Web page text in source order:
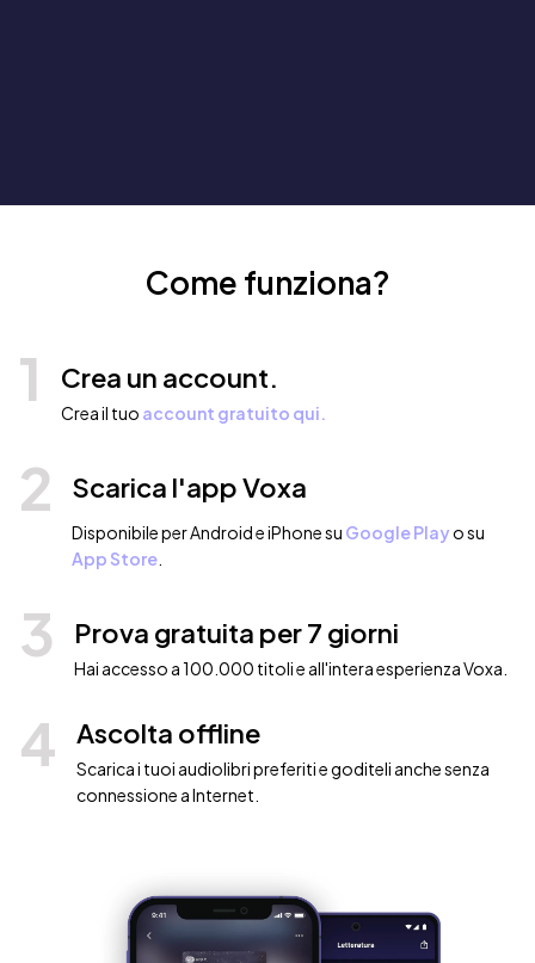
Come funziona?
1 Crea un account.
Crea il tuo account gratuito qui.
2 Scarica l'app Voxa
Disponibile per Android e iPhone su Google Playo su
App Store
3 Prova gratuita per 7 giorni
Hai accesso a 100.000 titoli e all'intera esperienza Voxa.
4 Ascolta offline
Scarica i tuoi audiolibri preferiti e goditeli anche senza
connessione a Internet.